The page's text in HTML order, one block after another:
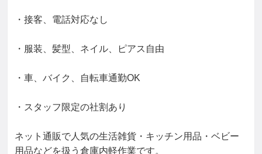
・接客、電話対応なし
・服装、髪型、ネイル、ピアス自由
・車、バイク、自転車通勤OK
・スタッフ限定の社割あり
ネット通販で人気の生活雑貨・キッチン用品・ベビー
用品などを扱う倉庫内軽作業です。